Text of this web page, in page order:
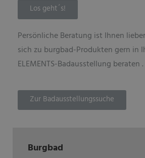
Los geht´s!
Persönliche Beratung ist Ihnen
sich zu burgbad-Produkten gern in
ELEMENTS-Badausstellung beraten .
Zur Badausstellungssuche
Burgbad